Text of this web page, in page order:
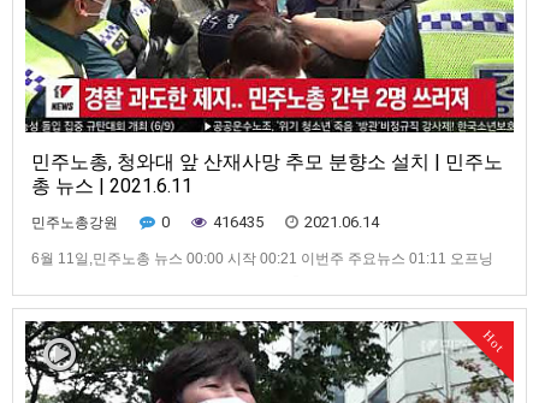
민주노총, 청와대 앞 산재사망 추모 분향소 설치 | 민주노
총 뉴스 | 2021.6.11
민주노총강원 0 416435 2021.06.14
6월 11일,민주노총 뉴스 00:00 시작 00:21 이번주 주요뉴스 01:11 오프닝
자대회 투쟁 선포 기자회견 개최 07:12 민주노총, 민주당·정의당 원내대표
면담 09:11 민주노총, 산재사망 노동자 추모분향소 설치 10:37 가맹산하 소
식 14:23 클로징
Hot